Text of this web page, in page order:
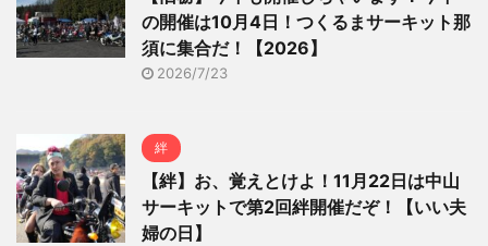
の開催は10月4日！つくるまサーキット那
須に集合だ！【2026】
2026/7/23
絆
【絆】お、覚えとけよ！11月22日は中山
サーキットで第2回絆開催だぞ！【いい夫
婦の日】